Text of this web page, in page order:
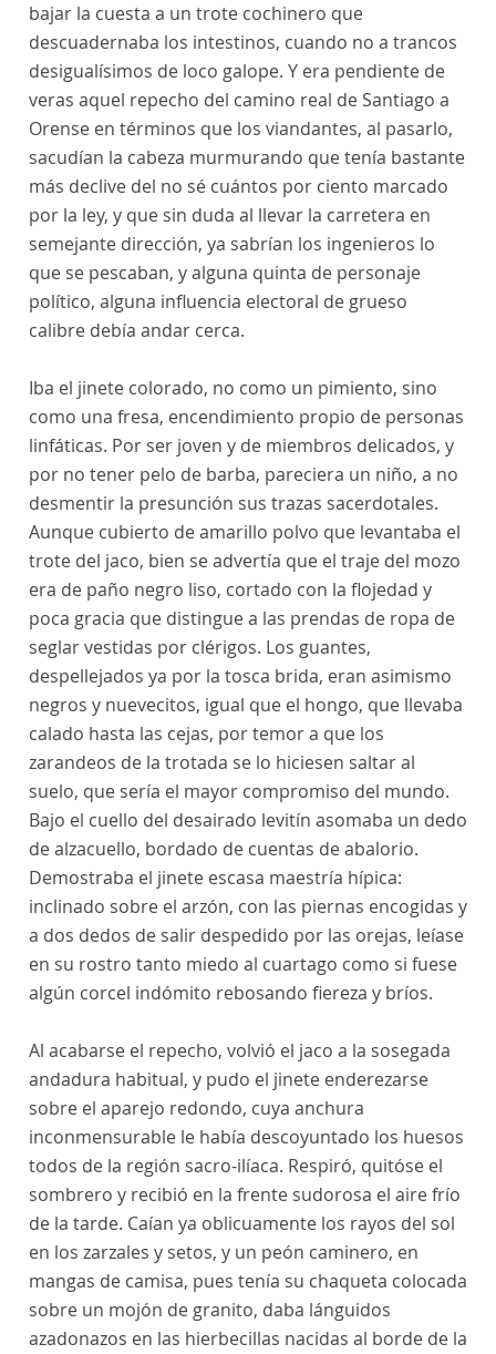
bajar la cuesta a un trote cochinero que
descuadernaba los intestinos, cuando no a trancos
desigualísimos de loco galope. Y era pendiente de
veras aquel repecho del camino real de Santiago a
Orense en términos que los viandantes, al pasarlo,
sacudían la cabeza murmurando que tenía bastante
más declive del no sé cuántos por ciento marcado
por la ley, y que sin duda al llevar la carretera en
semejante dirección, ya sabrían los ingenieros lo
que se pescaban, y alguna quinta de personaje
político, alguna influencia electoral de grueso
calibre debía andar cerca.
Iba el jinete colorado, no como un pimiento, sino
como una fresa, encendimiento propio de personas
linfáticas. Por ser joven y de miembros delicados, y
por no tener pelo de barba, pareciera un niño, a no
desmentir la presunción sus trazas sacerdotales.
Aunque cubierto de amarillo polvo que levantaba el
trote del jaco, bien se advertía que el traje del mozo
era de paño negro liso, cortado con la flojedad y
poca gracia que distingue a las prendas de ropa de
seglar vestidas por clérigos. Los guantes,
despellejados ya por la tosca brida, eran asimismo
negros y nuevecitos, igual que el hongo, que llevaba
calado hasta las cejas, por temor a que los
zarandeos de la trotada se lo hiciesen saltar al
suelo, que sería el mayor compromiso del mundo.
Bajo el cuello del desairado levitín asomaba un dedo
de alzacuello, bordado de cuentas de abalorio.
Demostraba el jinete escasa maestría hípica:
inclinado sobre el arzón, con las piernas encogidas y
a dos dedos de salir despedido por las orejas, leíase
en su rostro tanto miedo al cuartago como si fuese
algún corcel indómito rebosando fiereza y bríos.
Al acabarse el repecho, volvió el jaco a la sosegada
andadura habitual, y pudo el jinete enderezarse
sobre el aparejo redondo, cuya anchura
inconmensurable le había descoyuntado los huesos
todos de la región sacro-ilíaca. Respiró, quitóse el
sombrero y recibió en la frente sudorosa el aire frío
de la tarde. Caían ya oblicuamente los rayos del sol
en los zarzales y setos, y un peón caminero, en
mangas de camisa, pues tenía su chaqueta colocada
sobre un mojón de granito, daba lánguidos
azadonazos en las hierbecillas nacidas al borde de la